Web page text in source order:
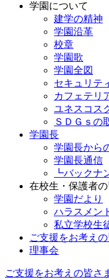
学園について
建学の精神
学園沿革
校章
学園歌
学園全図
セキュリテ
カフェテリ
ユネスコス
ＳＤＧｓの
学園長
学園長から
学園長通信
┗バックナ
在校生・保護者
学園だより
ハラスメン
私立学校生
ご支援をお考え
理事会
ご支援をお考えの皆さ